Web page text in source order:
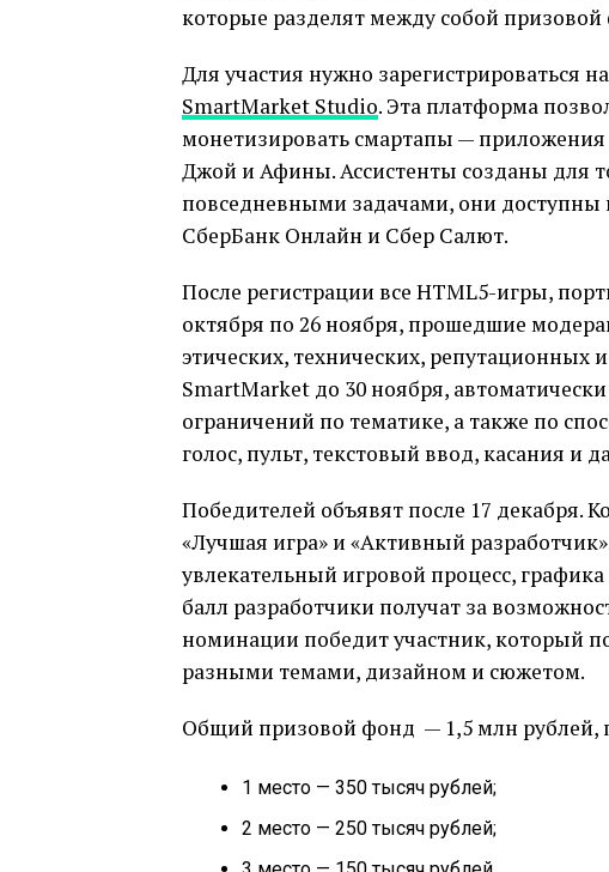
которые разделят между собой
Для участия нужно зарегистрироваться на
SmartMarket Studio. Эта платформа
монетизировать смартапы —
Джой и Афины. Ассистенты созданы для
повседневными задачами, они доступны
СберБанк Онлайн и Сбер Салют.
После регистрации все HTML5-игры,
октября по 26 ноября, прошедшие
этических, технических,
SmartMarket до 30 ноября,
ограничений по тематике, а также по
голос, пульт, текстовый ввод, касания и
Победителей объявят после 17 декабря.
«Лучшая игра» и «Активный
увлекательный игровой процесс,
балл разработчики получат за
номинации победит участник, который
разными темами, дизайном и сюжетом.
Общий призовой фонд — 1,5 млн рублей,
1 место — 350 тысяч рублей;
2 место — 250 тысяч рублей;